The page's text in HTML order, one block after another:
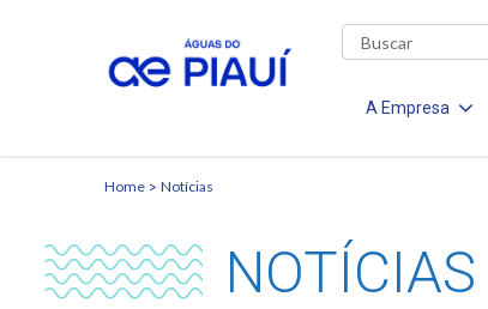
A Empresa
Home Notícias
NOTÍCIAS